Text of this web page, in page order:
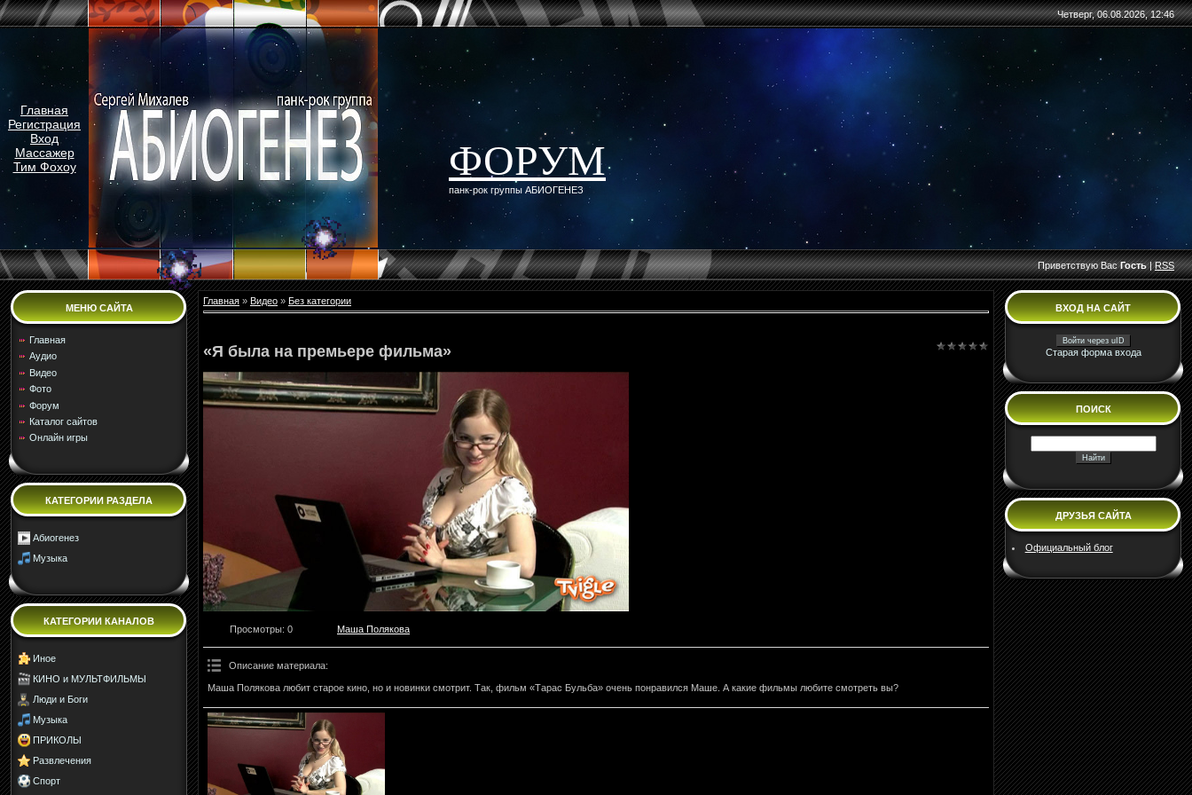
Четверг, 06.08.2026, 12:46
Главная
Регистрация
Вход
Массажер
Тим Фохоу
ФОРУМ
панк-рок группы АБИОГЕНЕЗ
Приветствую Вас Гость|RSS
МЕНЮ САЙТА
Главная
Аудио
Видео
Фото
Форум
Каталог сайтов
Онлайн игры
КАТЕГОРИИ РАЗДЕЛА
Абиогенез
Музыка
КАТЕГОРИИ КАНАЛОВ
Иное
КИНО и МУЛЬТФИЛЬМЫ
Люди и Боги
Музыка
ПРИКОЛЫ
Развлечения
Спорт
Главная » Видео » Без категории
«Я была на премьере фильма»
Просмотры: 0 Маша Полякова
Описание материала:
Маша Полякова любит старое кино, но и новинки смотрит. Так, фильм «Тарас Бульба» очень понравился Маше. А какие фильмы любите смотреть вы?
ВХОД НА САЙТ
Войти через uID
Старая форма входа
ПОИСК
ДРУЗЬЯ САЙТА
Официальный блог